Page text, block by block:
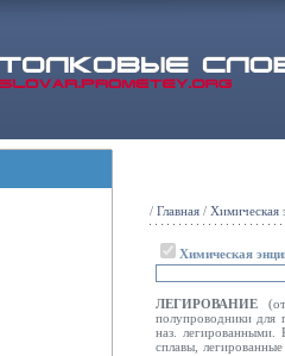
/ Главная / Химическая
Химическая
ЛЕГИРОВАНИЕ
полупроводники
наз. легированными.
сплавы,